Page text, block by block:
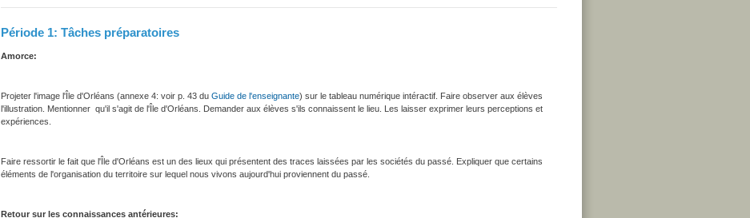
Période 1: Tâches préparatoires
Amorce:
Projeter l'image l'Île d'Orléans (annexe 4: voir p. 43 du Guide de l'enseignante) sur le tableau numérique intéractif. Faire observer aux élèves
l'illustration. Mentionner qu'il s'agit de l'Île d'Orléans. Demander aux élèves s'ils connaissent le lieu. Les laisser exprimer leurs perceptions et
expériences.
Faire ressortir le fait que l'Île d'Orléans est un des lieux qui présentent des traces laissées par les sociétés du passé. Expliquer que certains
éléments de l'organisation du territoire sur lequel nous vivons aujourd'hui proviennent du passé.
Retour sur les connaissances antérieures: